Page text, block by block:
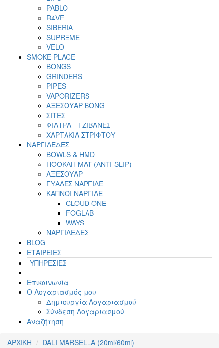
PABLO
R4VE
SIBERIA
SUPREME
VELO
SMOKE PLACE
BONGS
GRINDERS
PIPES
VAPORIZERS
ΑΞΕΣΟΥΑΡ BONG
ΣΙΤΕΣ
ΦΙΛΤΡΑ - ΤΖΙΒΑΝΕΣ
ΧΑΡΤΑΚΙΑ ΣΤΡΙΦΤΟΥ
ΝΑΡΓΙΛΕΔΕΣ
BOWLS & HMD
HOOKAH MAT (ANTI-SLIP)
ΑΞΕΣΟΥΑΡ
ΓΥΑΛΕΣ ΝΑΡΓΙΛΕ
ΚΑΠΝΟΙ ΝΑΡΓΙΛΕ
CLOUD ONE
FOGLAB
WAYS
ΝΑΡΓΙΛΕΔΕΣ
BLOG
ΕΤΑΙΡΕΙΕΣ
ΥΠΗΡΕΣΙΕΣ
Επικοινωνία
Ο Λογαριασμός μου
Δημιουργία Λογαριασμού
Σύνδεση Λογαριασμού
Αναζήτηση
ΑΡΧΙΚΗ DALI MARSELLA (20ml/60ml)